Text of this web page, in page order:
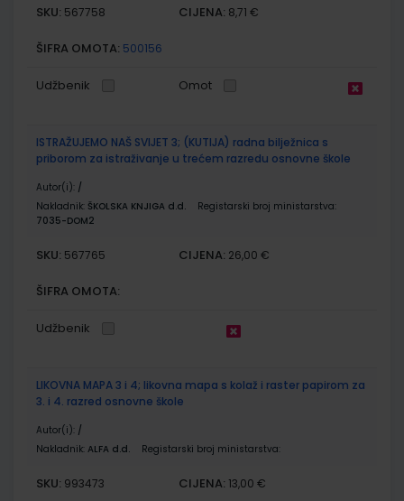
SKU: 567758 CIJENA: 8,71 €
ŠIFRA OMOTA: 500156
Udžbenik Omot
ISTRAŽUJEMO NAŠ SVIJET 3; (KUTIJA) radna bilježnica s
priborom za istraživanje u trećem razredu osnovne škole
Autor(i): /
Nakladnik: ŠKOLSKA KNJIGA d.d.
Registarski broj ministarstva:
7035-DOM2
SKU: 567765 CIJENA: 26,00 €
ŠIFRA OMOTA:
Udžbenik
LIKOVNA MAPA 3 i 4; likovna mapa s kolaž i raster papirom za
3. i 4. razred osnovne škole
Autor(i): /
Nakladnik: ALFA d.d. Registarski broj ministarstva:
SKU: 993473 CIJENA: 13,00 €